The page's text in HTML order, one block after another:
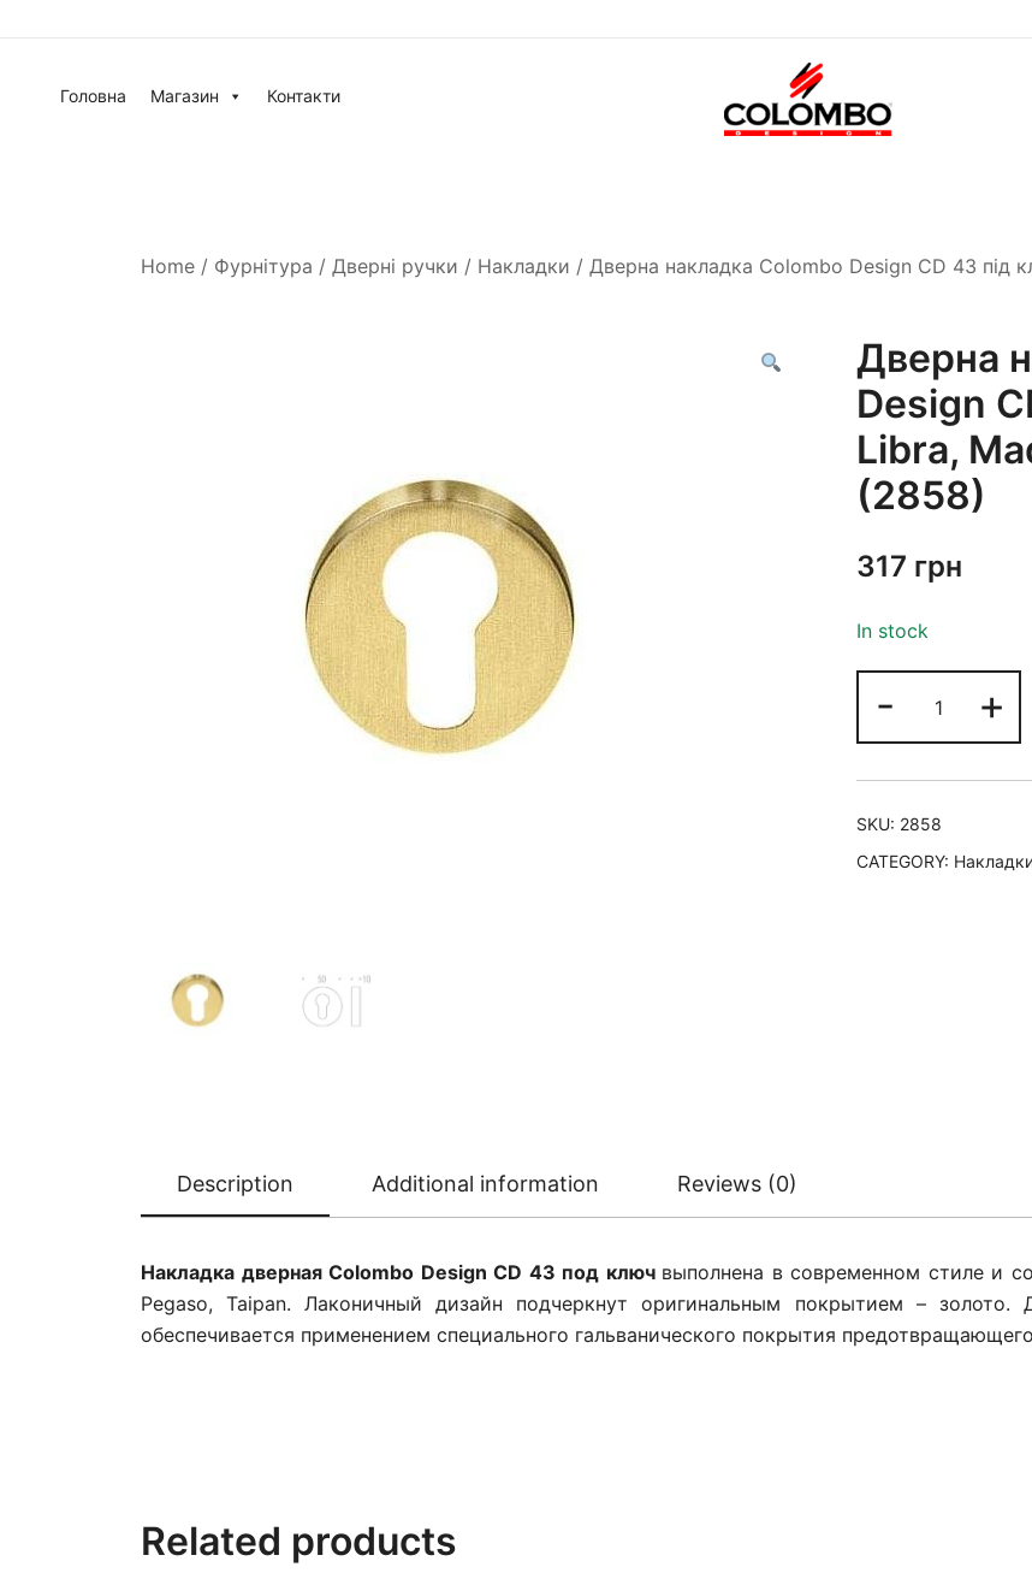
Головна Магазин Контакти
Home / Фурнітура / Дверні ручки / Накладки / Дверна накладка Colombo Design CD 43 під
Дверна
Design
Libra,
(2858)
317 грн
In stock
- +
SKU: 2858
CATEGORY:
Description Additional information Reviews (0)
Накладка дверная Colombo Design CD 43 под ключ выполнена в современном стиле и
Pegaso, Taipan. Лаконичный дизайн подчеркнут оригинальным покрытием – золото.
обеспечивается применением специального гальванического покрытия
Related products